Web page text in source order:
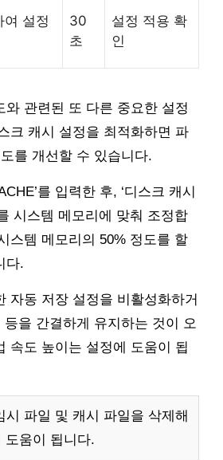
여 설정
30
초
설정 적용 확
인
와 관련된 또 다른 중요한 설정
크 캐시 설정을 최적화하면 파
를 개선할 수 있습니다.
를 입력한 후, ‘디스크 캐시
시스템 메모리에 맞춰 조정합
스템 메모리의 50% 정도를 할
다.
자동 저장 설정을 비활성화하거
을 간결하게 유지하는 것이 오
속도 높이는 설정에 도움이 됩
시 파일 및 캐시 파일을 삭제해
도움이 됩니다.